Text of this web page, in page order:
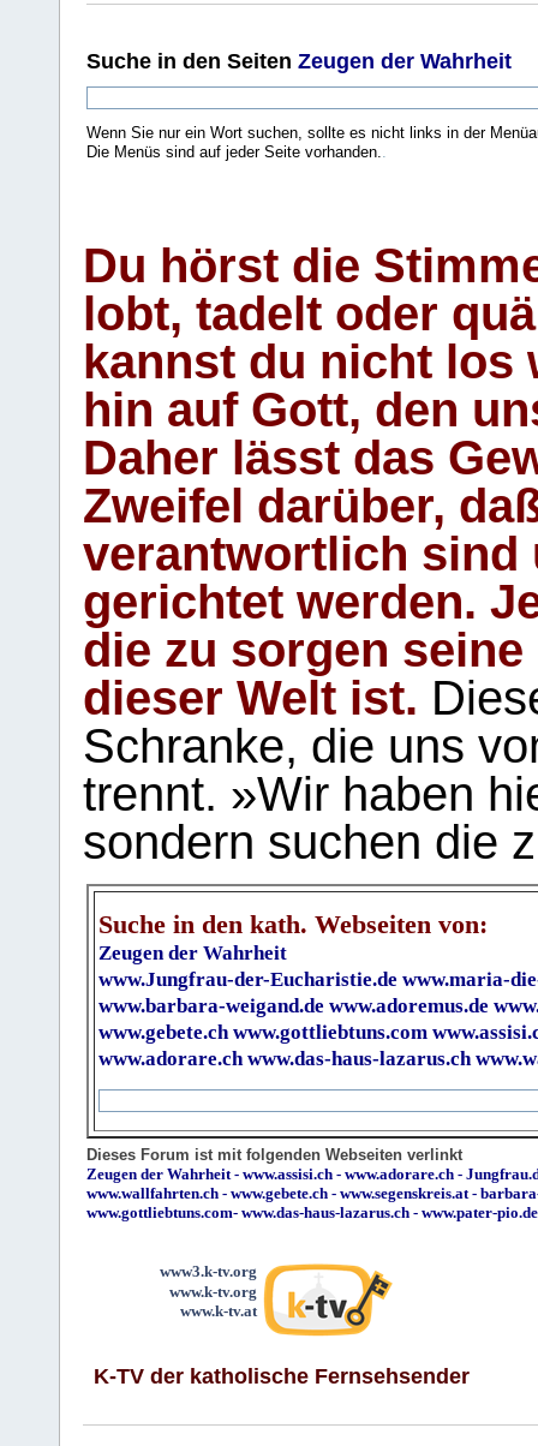
Suche in den Seiten Zeugen der Wahrheit
Wenn Sie nur ein Wort suchen, sollte es nicht links in der
Die Menüs sind auf jeder Seite vorhanden..
Du hörst die
lobt, tadelt oder
kannst du nicht los
hin auf Gott, den
Daher lässt das
Zweifel darüber,
verantwortlich sind
gerichtet werden.
die zu sorgen
dieser Welt ist.
Schranke, die uns
trennt. »Wir haben
sondern suchen die
Suche in den kath. Webseiten von:
Zeugen der Wahrheit
www.Jungfrau-der-Eucharistie.de www.maria-
www.barbara-weigand.de www.adoremus.de
www.gebete.ch www.gottliebtuns.com
www.adorare.ch www.das-haus-lazarus.ch
Dieses Forum ist mit folgenden Webseiten verlinkt
Zeugen der Wahrheit- www.assisi.ch - www.adorare.ch -
www.wallfahrten.ch - www.gebete.ch - www.segenskreis.at-
www.gottliebtuns.com- www.das-haus-lazarus.ch - www.pater-pio.de
www3.k-tv.org
www.k-tv.org
www.k-tv.at
K-TV der katholische Fernsehsender